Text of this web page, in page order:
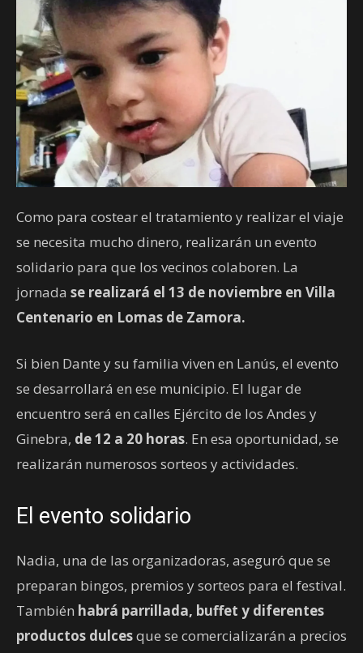
Como para costear el tratamiento y realizar el viaje
se necesita mucho dinero, realizarán un evento
solidario para que los vecinos colaboren. La
jornada se realizará el 13 de noviembre en Villa
Centenario en Lomas de Zamora.
Si bien Dante y su familia viven en Lanús, el evento
se desarrollará en ese municipio. El lugar de
encuentro será en calles Ejército de los Andes y
Ginebra, de 12 a 20 horas. En esa oportunidad, se
realizarán numerosos sorteos y actividades.
El evento solidario
Nadia, una de las organizadoras, aseguró que se
preparan bingos, premios y sorteos para el festival.
También habrá parrillada, buffet y diferentes
productos dulcesque se comercializarán a precios